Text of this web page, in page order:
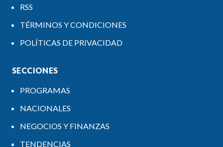
RSS
TÉRMINOS Y CONDICIONES
POLÍTICAS DE PRIVACIDAD
SECCIONES
PROGRAMAS
NACIONALES
NEGOCIOS Y FINANZAS
TENDENCIAS